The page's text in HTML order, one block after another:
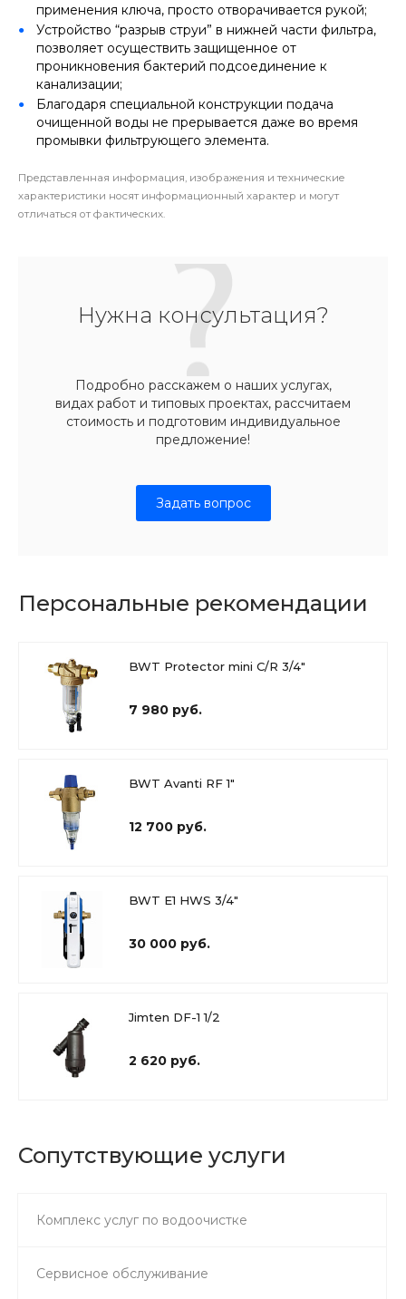
применения ключа, просто отворачивается рукой;
Устройство “разрыв струи” в нижней части фильтра,
позволяет осуществить защищенное от
проникновения бактерий подсоединение к
канализации;
Благодаря специальной конструкции подача
очищенной воды не прерывается даже во время
промывки фильтрующего элемента.
Представленная информация, изображения и технические
характеристики носят информационный характер и могут
отличаться от фактических.
Нужна консультация?
Подробно расскажем о наших услугах,
видах работ и типовых проектах, рассчитаем
стоимость и подготовим индивидуальное
предложение!
Задать вопрос
Персональные рекомендации
BWT Protector mini C/R 3/4"
7 980 руб.
BWT Avanti RF 1"
12 700 руб.
BWT E1 HWS 3/4"
30 000 руб.
Jimten DF-1 1/2
2 620 руб.
Сопутствующие услуги
Комплекс услуг по водоочистке
Сервисное обслуживание